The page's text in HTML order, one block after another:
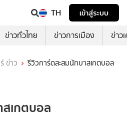
TH
เข้าสู่ระบบ
ข่าวทั่วไทย ข่าวการเมือง ข่าว
ข่าว รีวิวการ์ดสะสมนักบาสเกตบอล
เกตบอล